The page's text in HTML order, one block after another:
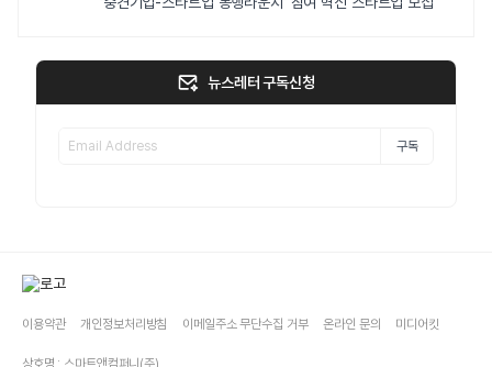
뉴스레터 구독신청
구독
이용약관 개인정보처리방침 이메일주소 무단수집 거부 온라인 문의 미디어킷